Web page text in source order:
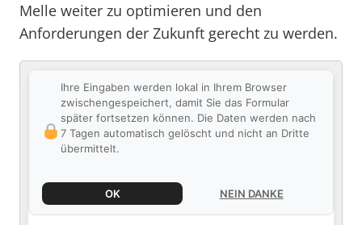
Melle weiter zu optimieren und den
Anforderungen der Zukunft gerecht zu werden.
Ihre Eingaben werden lokal in Ihrem Browser
zwischengespeichert, damit Sie das Formular
später fortsetzen können. Die Daten werden nach
7 Tagen automatisch gelöscht und nicht an Dritte
übermittelt.
OK NEIN DANKE